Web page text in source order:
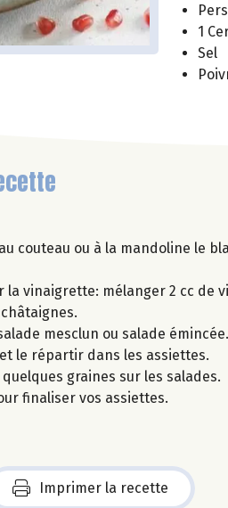
1
Sel
couteau ou à la mandoline le
vinaigrette: mélanger 2 cc de
mesclun ou salade
le répartir dans les assiettes.
graines sur les salades.
finaliser vos assiettes.
Imprimer la recette